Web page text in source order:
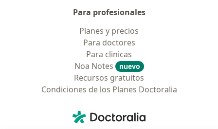
Para profesionales
Planes y precios
Para doctores
Para clinicas
Noa Notes
nuevo
Recursos gratuitos
Condiciones de los Planes Doctoralia
Doctoralia - Página de inicio